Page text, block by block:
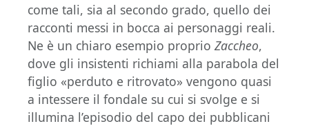
come tali, sia al secondo grado, quello dei
racconti messi in bocca ai personaggi reali.
Ne è un chiaro esempio proprio Zaccheo,
dove gli insistenti richiami alla parabola del
figlio «perduto e ritrovato» vengono quasi
a intessere il fondale su cui si svolge e si
illumina l’episodio del capo dei pubblicani